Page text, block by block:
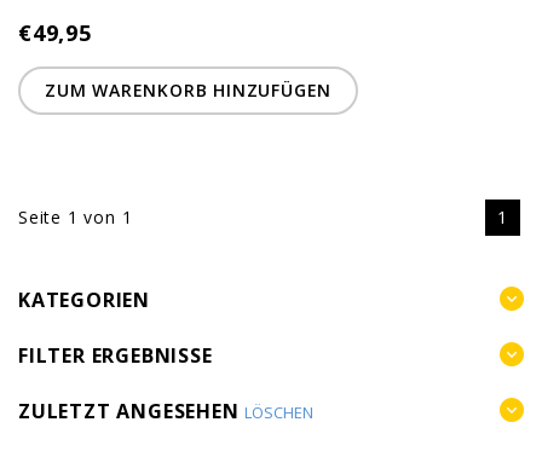
€49,95
ZUM WARENKORB HINZUFÜGEN
Seite 1 von 1 1
KATEGORIEN
FILTER ERGEBNISSE
ZULETZT ANGESEHENLÖSCHEN